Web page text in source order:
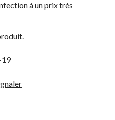
à un prix très